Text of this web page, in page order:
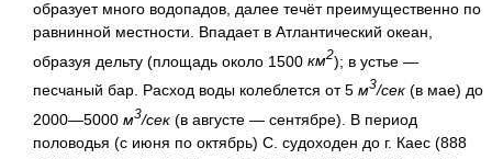
образует много водопадов, далее течёт преимущественно по
равнинной местности. Впадает в Атлантический океан,
образуя дельту (площадь около 1500 км2); в устье —
песчаный бар. Расход воды колеблется от 5 м3/сек (в мае) до
2000—5000 м3/сек (в августе — сентябре). В период
половодья (с июня по октябрь) С. судоходен до г. Каес (888